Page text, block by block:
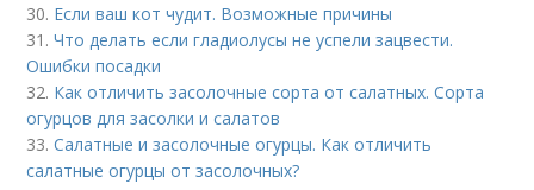
30. Если ваш кот чудит. Возможные причины
31.Что делать если гладиолусы не успели зацвести.
Ошибки посадки
32. Как отличить засолочные сорта от салатных. Сорта
огурцов для засолки и салатов
33.Салатные и засолочные огурцы. Как отличить
салатные огурцы от засолочных?